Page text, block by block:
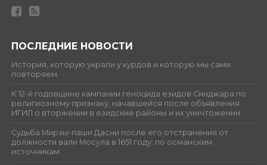
ПОСЛЕДНИЕ НОВОСТИ
История, которую украли у курдов и которую мы сами
повторяем
К 12-й годовщине кампании геноцида езидов Синджара по
религиозному признаку, начавшейся после объявления
ИГИЛ о вторжении в езидские районы и их уничтожении
Судьба Мирзы-паши Дасни после его отстранения от
должности вали Мосула в 1651 году: по османским
источникам